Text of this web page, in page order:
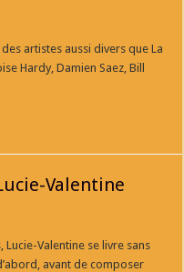
artistes aussi divers que La
Hardy, Damien Saez, Bill
Valentine
Valentine se livre sans
avant de composer